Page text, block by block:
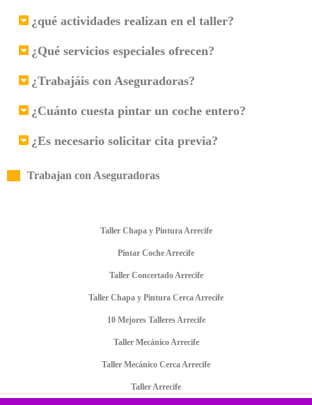
¿qué actividades realizan en el taller?
¿Qué servicios especiales ofrecen?
¿Trabajáis con Aseguradoras?
¿Cuánto cuesta pintar un coche entero?
¿Es necesario solicitar cita previa?
Trabajan con Aseguradoras
Taller Chapa y Pintura Arrecife
Pintar Coche Arrecife
Taller Concertado Arrecife
Taller Chapa y Pintura Cerca Arrecife
10 Mejores Talleres Arrecife
Taller Mecánico Arrecife
Taller Mecánico Cerca Arrecife
Taller Arrecife